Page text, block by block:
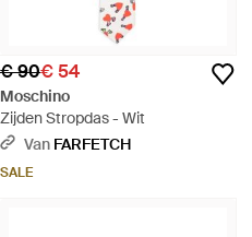
€ 90€ 54
Moschino
Zijden Stropdas - Wit
Van FARFETCH
SALE